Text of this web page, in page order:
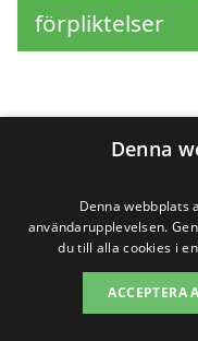
förpliktelser
Sök
andra
Denna
Denna webbplats
användarupplevelsen.
du till alla cookies i
ACCEPTERA